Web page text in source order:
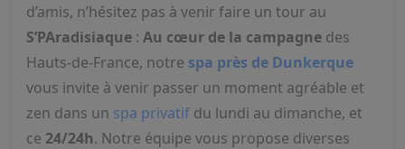
d’amis, n’hésitez pas à venir faire un tour au
S’PAradisiaque : Au cœur de la campagne des
Hauts-de-France, notre spa près de Dunkerque
vous invite à venir passer un moment agréable et
zen dans un spa privatif du lundi au dimanche, et
ce 24/24h. Notre équipe vous propose diverses